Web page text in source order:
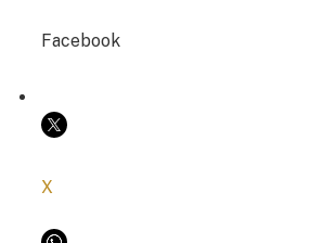
COPIER LE LIEN
Facebook
X